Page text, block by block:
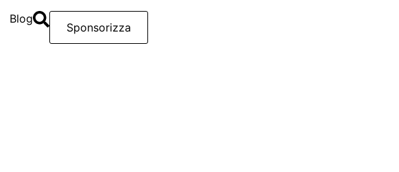
Blog
Sponsorizza